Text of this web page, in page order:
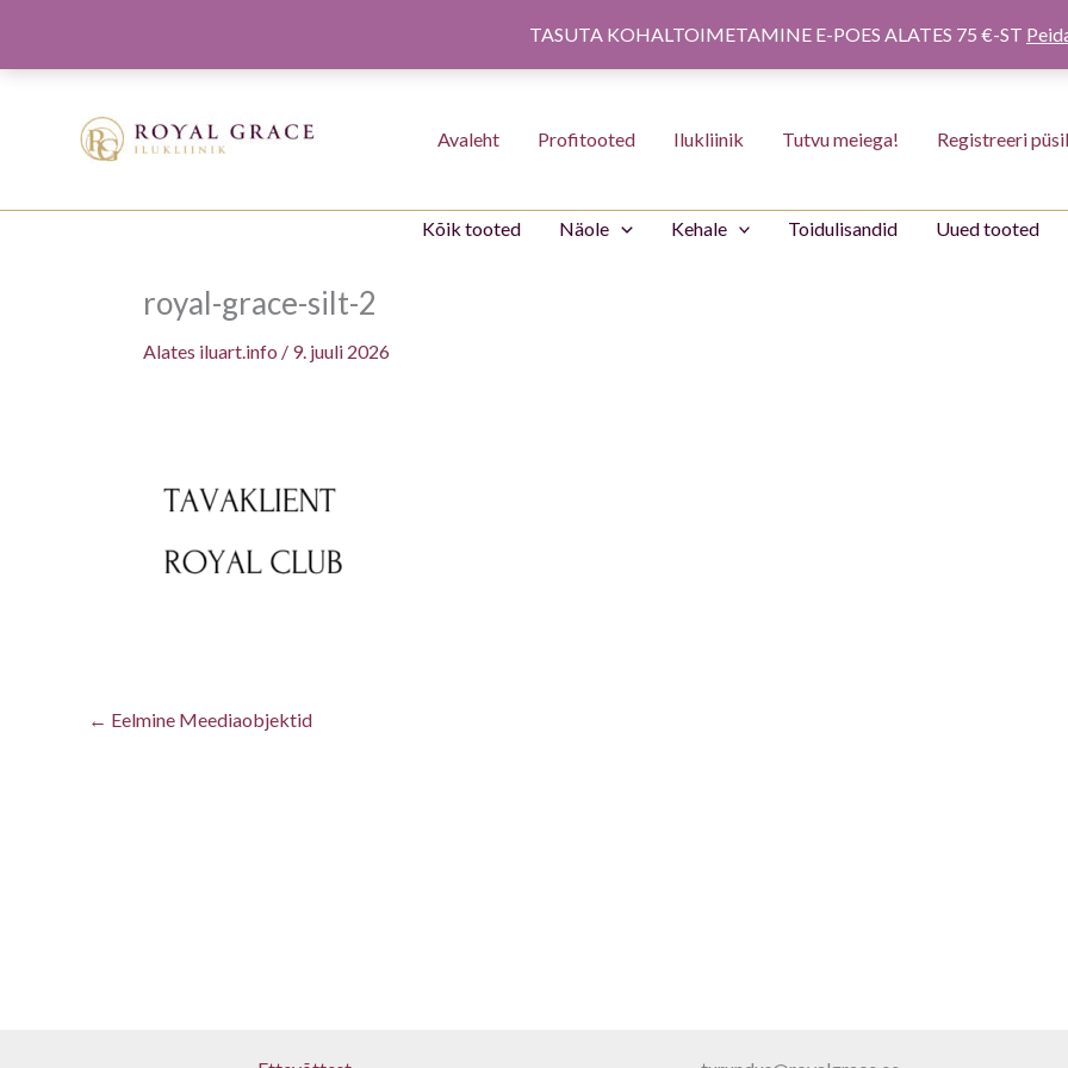
TASUTA KOHALTOIMETAMINE E-POES ALATES 75 €-ST
Avaleht Profitooted Ilukliinik Tutvu meiega! Registreeri
Kõik tooted Näole Kehale Toidulisandid Uued tooted
royal-grace-silt-2
Alates iluart.info / 9. juuli 2026
← Eelmine Meediaobjektid